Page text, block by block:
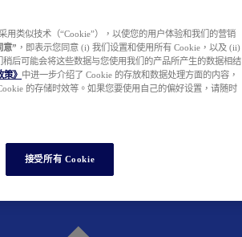
用类似技术（“Cookie”），以使您的用户体验和我们的营销
意” ，即表示您同意 (i) 我们设置和使用所有 Cookie，以及 (ii)
后可能会将这些数据与您使用我们的产品所产生的数据相结
策》 中进一步介绍了 Cookie 的存放和数据处理方面的内容，
的存储时效等。如果您要使用自己的偏好设置，请随时
接受所有 Cookie